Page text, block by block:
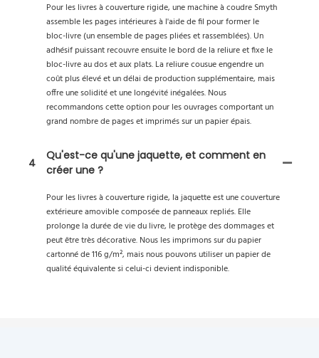
Pour les livres à couverture rigide, une machine à coudre Smyth
assemble les pages intérieures à l'aide de fil pour former le
bloc-livre (un ensemble de pages pliées et rassemblées). Un
adhésif puissant recouvre ensuite le bord de la reliure et fixe le
bloc-livre au dos et aux plats. La reliure cousue engendre un
coût plus élevé et un délai de production supplémentaire, mais
offre une solidité et une longévité inégalées. Nous
recommandons cette option pour les ouvrages comportant un
grand nombre de pages et imprimés sur un papier épais.
4
Qu'est-ce qu'une jaquette, et comment en
créer une ?
Pour les livres à couverture rigide, la jaquette est une couverture
extérieure amovible composée de panneaux repliés. Elle
prolonge la durée de vie du livre, le protège des dommages et
peut être très décorative. Nous les imprimons sur du papier
cartonné de 116 g/m², mais nous pouvons utiliser un papier de
qualité équivalente si celui-ci devient indisponible.